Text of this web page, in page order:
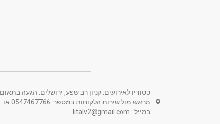
סטודיו לאירועים: קניון רב שפע, ירושלים. הגעה בתאום
מראש מול שירות הלקוחות במספר: 0547467766 או
במייל : litalv2@gmail.com